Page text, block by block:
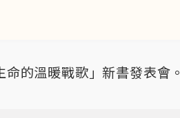
的溫暖戰歌」新書發表會。